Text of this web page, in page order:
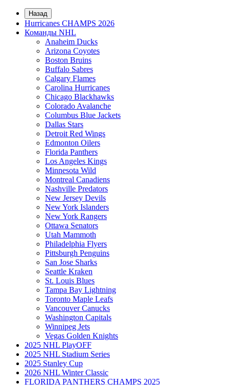
Назад
Hurricanes CHAMPS 2026
Команды NHL
Anaheim Ducks
Arizona Coyotes
Boston Bruins
Buffalo Sabres
Calgary Flames
Carolina Hurricanes
Chicago Blackhawks
Colorado Avalanche
Columbus Blue Jackets
Dallas Stars
Detroit Red Wings
Edmonton Oilers
Florida Panthers
Los Angeles Kings
Minnesota Wild
Montreal Canadiens
Nashville Predators
New Jersey Devils
New York Islanders
New York Rangers
Ottawa Senators
Utah Mammoth
Philadelphia Flyers
Pittsburgh Penguins
San Jose Sharks
Seattle Kraken
St. Louis Blues
Tampa Bay Lightning
Toronto Maple Leafs
Vancouver Canucks
Washington Capitals
Winnipeg Jets
Vegas Golden Knights
2025 NHL PlayOFF
2025 NHL Stadium Series
2025 Stanley Cup
2026 NHL Winter Classic
FLORIDA PANTHERS CHAMPS 2025